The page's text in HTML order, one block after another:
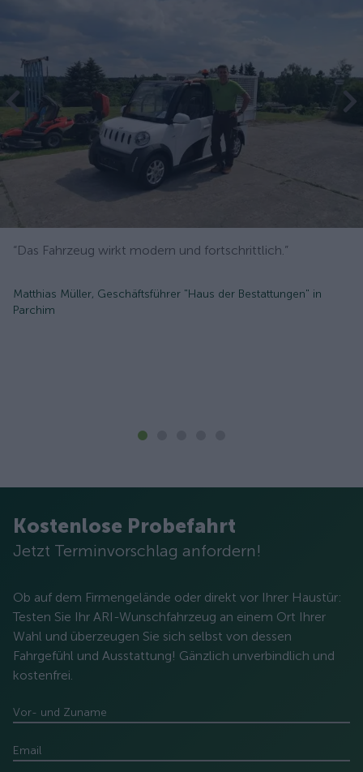
“Das Fahrzeug wirkt modern und fortschrittlich.”
Matthias Müller, Geschäftsführer "Haus der Bestattungen" in
Parchim
Kostenlose Probefahrt
Jetzt Terminvorschlag anfordern!
Ob auf dem Firmengelände oder direkt vor Ihrer Haustür:
Testen Sie Ihr ARI-Wunschfahrzeug an einem Ort Ihrer
Wahl und überzeugen Sie sich selbst von dessen
Fahrgefühl und Ausstattung! Gänzlich unverbindlich und
kostenfrei.
Vor- und Zuname
Email